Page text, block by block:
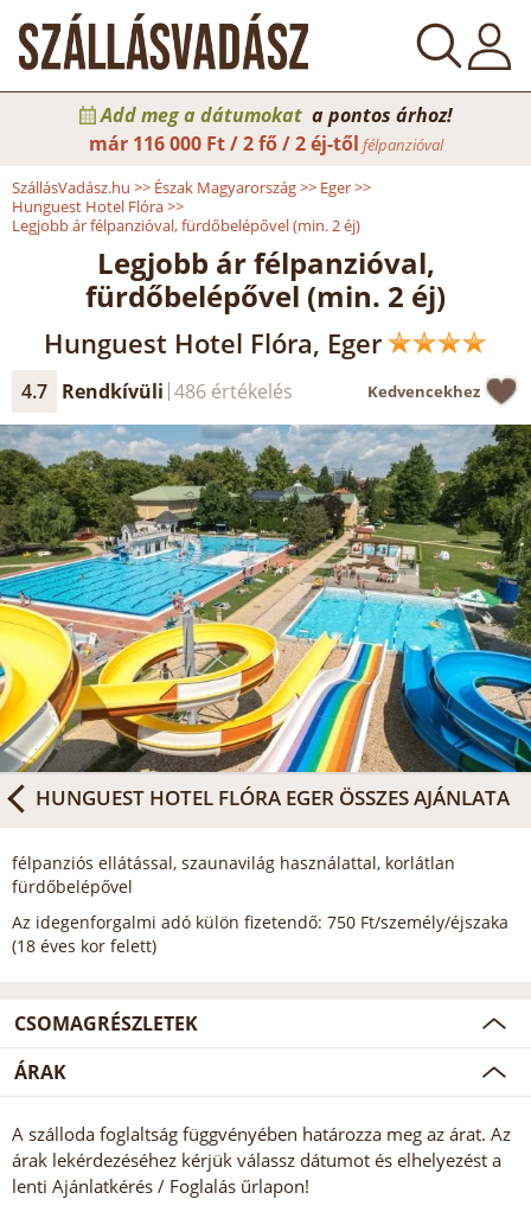
Add meg a dátumokat a pontos árhoz!
már 116 000 Ft / 2 fő / 2 éj-től félpanzióval
SzállásVadász.hu >> Észak Magyarország>> Eger>>
Hunguest Hotel Flóra>>
Legjobb ár félpanzióval, fürdőbelépővel (min. 2 éj)
Legjobb ár félpanzióval,
fürdőbelépővel (min. 2 éj)
Hunguest Hotel Flóra, Eger
4.7 Rendkívüli 486 értékelés Kedvencekhez
HUNGUEST HOTEL FLÓRA EGER ÖSSZES AJÁNLATA
félpanziós ellátással, szaunavilág használattal, korlátlan
fürdőbelépővel
Az idegenforgalmi adó külön fizetendő: 750 Ft/személy/éjszaka
(18 éves kor felett)
CSOMAGRÉSZLETEK
ÁRAK
A szálloda foglaltság függvényében határozza meg az árat. Az
árak lekérdezéséhez kérjük válassz dátumot és elhelyezést a
lenti Ajánlatkérés / Foglalás űrlapon!